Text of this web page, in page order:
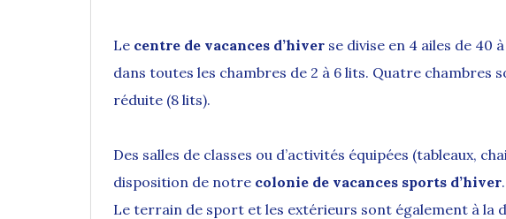
Le centre de vacances d’hiver se divise en 4 ailes de 40
dans toutes les chambres de 2 à 6 lits. Quatre chambres
réduite (8 lits).
Des salles de classes ou d’activités équipées (tableaux,
disposition de notre colonie de vacances sports d’hiver.
Le terrain de sport et les extérieurs sont également à la